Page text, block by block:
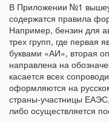
В Приложении №1
содержатся правила
Например, бензин для
трех групп, где первая
буквами «АИ», вторая
направлена на
касается всех
оформляются на
страны-участницы
либо осуществляется